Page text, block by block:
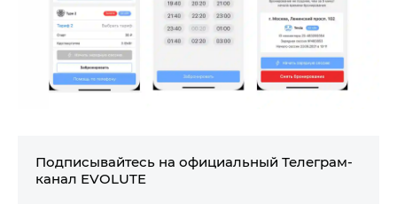
Подписывайтесь на официальный Телеграм-
канал EVOLUTE